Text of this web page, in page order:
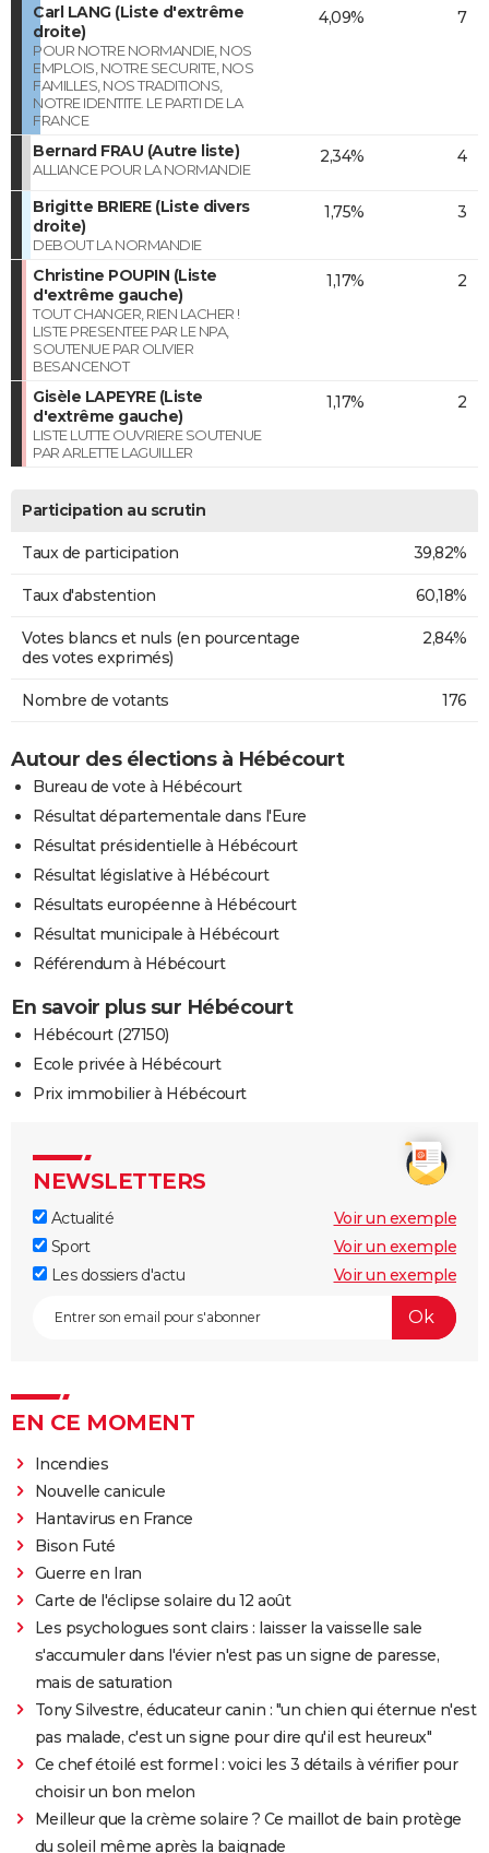
Carl LANG (Liste d'extrême
droite)
POUR NOTRE NORMANDIE, NOS
EMPLOIS, NOTRE SECURITE, NOS
FAMILLES, NOS TRADITIONS,
NOTRE IDENTITE. LE PARTI DE LA
FRANCE
4,09% 7
Bernard FRAU (Autre liste)
ALLIANCE POUR LA NORMANDIE
2,34% 4
Brigitte BRIERE (Liste divers
droite)
DEBOUT LA NORMANDIE
1,75% 3
Christine POUPIN (Liste
d'extrême gauche)
TOUT CHANGER, RIEN LACHER !
LISTE PRESENTEE PAR LE NPA,
SOUTENUE PAR OLIVIER
BESANCENOT
1,17% 2
Gisèle LAPEYRE (Liste
d'extrême gauche)
LISTE LUTTE OUVRIERE SOUTENUE
PAR ARLETTE LAGUILLER
1,17% 2
Participation au scrutin
Taux de participation 39,82%
Taux d'abstention 60,18%
Votes blancs et nuls (en pourcentage
des votes exprimés)
2,84%
Nombre de votants 176
Autour des élections à Hébécourt
Bureau de vote à Hébécourt
Résultat départementale dans l'Eure
Résultat présidentielle à Hébécourt
Résultat législative à Hébécourt
Résultats européenne à Hébécourt
Résultat municipale à Hébécourt
Référendum à Hébécourt
En savoir plus sur Hébécourt
Hébécourt (27150)
Ecole privée à Hébécourt
Prix immobilier à Hébécourt
NEWSLETTERS
Actualité
Voir un exemple
Sport
Voir un exemple
Les dossiers d'actu
Voir un exemple
EN CE MOMENT
Incendies
Nouvelle canicule
Hantavirus en France
Bison Futé
Guerre en Iran
Carte de l'éclipse solaire du 12 août
Les psychologues sont clairs : laisser la vaisselle sale
s'accumuler dans l'évier n'est pas un signe de paresse,
mais de saturation
Tony Silvestre, éducateur canin : "un chien qui éternue n'est
pas malade, c'est un signe pour dire qu'il est heureux"
Ce chef étoilé est formel : voici les 3 détails à vérifier pour
choisir un bon melon
Meilleur que la crème solaire ? Ce maillot de bain protège
du soleil même après la baignade